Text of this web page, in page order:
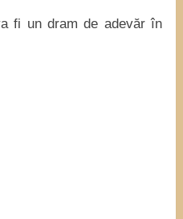
fi un dram de adevăr în